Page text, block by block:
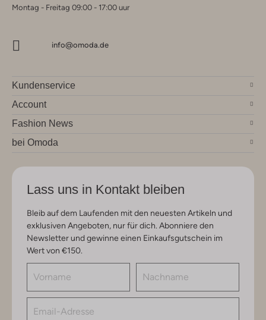
Montag - Freitag 09:00 - 17:00 uur
info@omoda.de
Kundenservice
Account
Fashion News
bei Omoda
Lass uns in Kontakt bleiben
Bleib auf dem Laufenden mit den neuesten Artikeln und
exklusiven Angeboten, nur für dich. Abonniere den
Newsletter und gewinne einen Einkaufsgutschein im
Wert von €150.